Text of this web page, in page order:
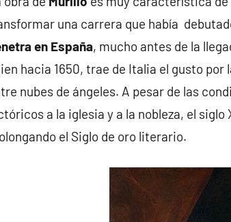
una carrera que había
en España, mucho antes de la
hacia 1650, trae de Italia el gusto
nubes de ángeles. A pesar de las
a la iglesia y a la nobleza, el
el Siglo de oro literario.